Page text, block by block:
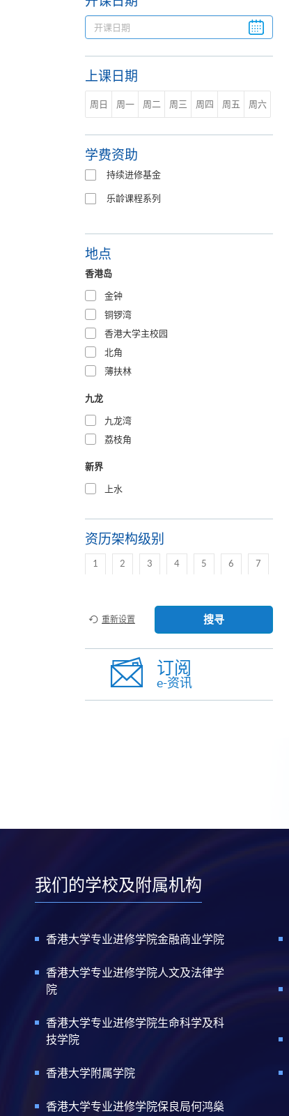
上课日期
周日 周一 周二 周三 周四 周五 周六
学费资助
持续进修基金
乐龄课程系列
地点
香港岛
金钟
铜锣湾
香港大学主校园
北角
薄扶林
九龙
九龙湾
荔枝角
新界
上水
资历架构级别
1 2 3 4 5 6 7
重新设置 搜寻
订阅
e-资讯
我们的学校及附属机构
香港大学专业进修学院金融商业学院
香港大学专业进修学院人文及法律学
院
香港大学专业进修学院生命科学及科
技学院
香港大学附属学院
香港大学专业进修学院保良局何鸿燊